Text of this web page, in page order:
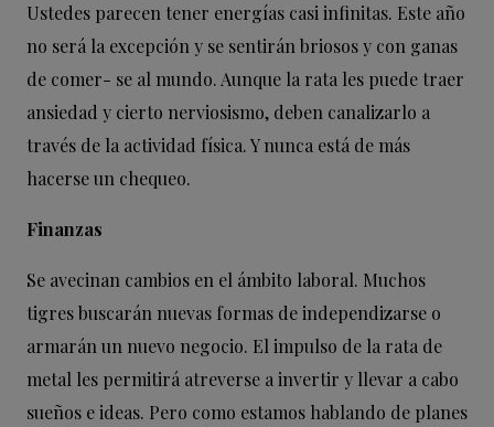
Ustedes parecen tener energías casi infinitas. Este año
no será la excepción y se sentirán briosos y con ganas
de comer- se al mundo. Aunque la rata les puede traer
ansiedad y cierto nerviosismo, deben canalizarlo a
través de la actividad física. Y nunca está de más
hacerse un chequeo.
Finanzas
Se avecinan cambios en el ámbito laboral. Muchos
tigres buscarán nuevas formas de independizarse o
armarán un nuevo negocio. El impulso de la rata de
metal les permitirá atreverse a invertir y llevar a cabo
sueños e ideas. Pero como estamos hablando de planes